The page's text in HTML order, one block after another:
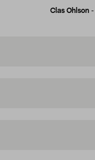
Clas Ohlson -